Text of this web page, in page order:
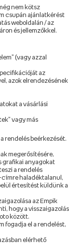
nem kötsz
csupán ajánlatkérést
weboldalán / az
és jellemzőkkel.
(vagy azzal
az
azok elrendezésének
a vásárlási
vagy más
rendelés beérkezését.
megerősítésére,
grafikai anyagokat
a rendelés
haladéktalanul,
értesítést küldünk a
az Empik
hogy a visszaigazolás
között.
fogadja el a rendelést,
elérhető